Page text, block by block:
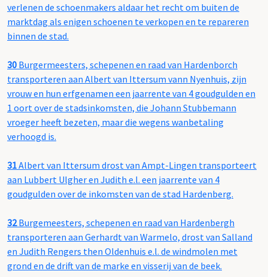
verlenen de schoenmakers aldaar het recht om buiten de
marktdag als enigen schoenen te verkopen en te repareren
binnen de stad.
30 Burgermeesters, schepenen en raad van Hardenborch
transporteren aan Albert van Ittersum vann Nyenhuis, zijn
vrouw en hun erfgenamen een jaarrente van 4 goudgulden en
1 oort over de stadsinkomsten, die Johann Stubbemann
vroeger heeft bezeten, maar die wegens wanbetaling
verhoogd is.
31Albert van Ittersum drost van Ampt-Lingen transporteert
aan Lubbert Ulgher en Judith e.l. een jaarrente van 4
goudgulden over de inkomsten van de stad Hardenberg.
32Burgemeesters, schepenen en raad van Hardenbergh
transporteren aan Gerhardt van Warmelo, drost van Salland
en Judith Rengers then Oldenhuis e.l. de windmolen met
grond en de drift van de marke en visserij van de beek.